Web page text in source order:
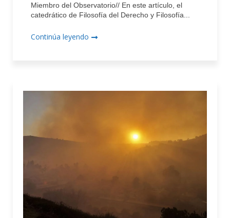
Miembro del Observatorio// En este artículo, el
catedrático de Filosofía del Derecho y Filosofía...
Continúa leyendo